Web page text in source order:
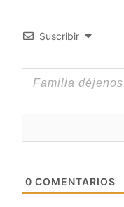
Suscribir
0 COMENTARIOS